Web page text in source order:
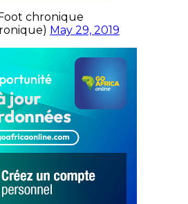
chronique
May 29, 2019